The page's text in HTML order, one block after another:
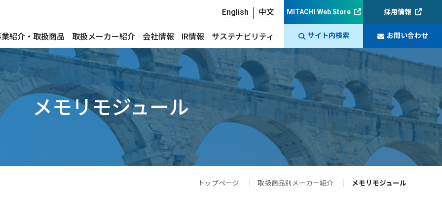
English 中文
紹介・取扱商品 取扱メーカー紹介 会社情報 IR情報 サステナビリティ
MITACHI Web Store 採用情報
サイト内検索 お問い合わせ
メモリモジュール
トップページ 取扱商品別メーカー紹介 メモリモジュール